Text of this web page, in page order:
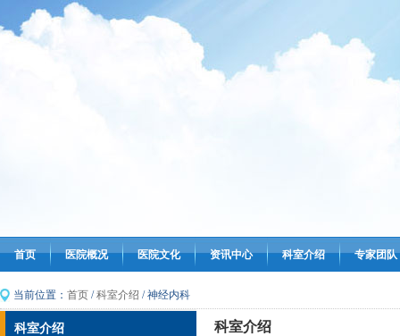
首页 医院概况 医院文化 资讯中心 科室介绍 专家团队
当前位置： 首页 /科室介绍 / 神经内科
科室介绍 科室介绍